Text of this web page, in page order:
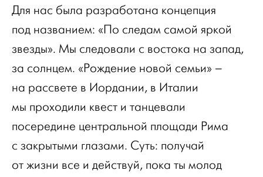
Для нас была разработана концепция
под названием: «По следам самой яркой
звезды». Мы следовали с востока на запад,
за солнцем. «Рождение новой семьи» –
на рассвете в Иордании, в Италии
мы проходили квест и танцевали
посередине центральной площади Рима
с закрытыми глазами. Суть: получай
от жизни все и действуй, пока ты молод